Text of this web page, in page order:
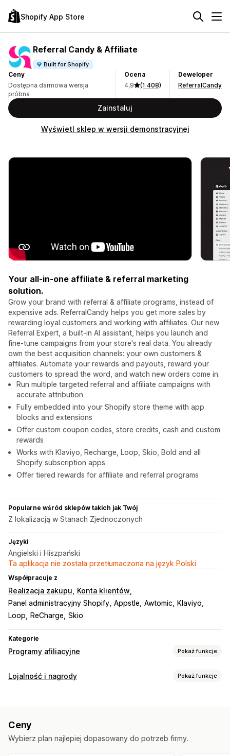
Shopify App Store
Referral Candy & Affiliate
Built for Shopify
Ceny
Dostępna darmowa wersja
próbna
Ocena
4,9
(1 408)
Deweloper
ReferralCandy
Zainstaluj
Wyświetl sklep w wersji demonstracyjnej
Your all-in-one affiliate & referral marketing
solution.
Grow your brand with referral & affiliate programs, instead of
expensive ads. ReferralCandy helps you get more sales by
rewarding loyal customers and working with affiliates. Our new
Referral Expert, a built-in AI assistant, helps you launch and
fine-tune campaigns from your store's real data. You already
own the best acquisition channels: your own customers &
affiliates. Automate your rewards and payouts, reward your
customers to spread the word, and watch new orders come in.
Run multiple targeted referral and affiliate campaigns with
accurate attribution
Fully embedded into your Shopify store theme with app
blocks and extensions
Offer custom coupon codes, store credits, cash and custom
rewards
Works with Klaviyo, Recharge, Loop, Skio, Bold and all
Shopify subscription apps
Offer tiered rewards for affiliate and referral programs
Popularne wśród sklepów takich jak Twój
Z lokalizacją w Stanach Zjednoczonych
Języki
Angielski i Hiszpański
Ta aplikacja nie została przetłumaczona na język Polski
Współpracuje z
Realizacja zakupu
Konta klientów
Panel administracyjny Shopify Appstle Awtomic
Klaviyo
Loop
ReCharge Skio
Kategorie
Programy afiliacyjne Pokaż funkcje
Opcje prowizji
Zarządzanie poleceniami
Lojalność i nagrody Pokaż funkcje
Polecenia
Ceny
Wybierz plan najlepiej dopasowany do potrzeb firmy.